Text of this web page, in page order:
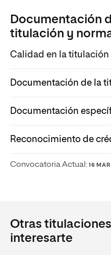
Documentación
titulación y
Calidad en la titulación
Documentación de la
Documentación
Reconocimiento de
Convocatoria Actual: 16
Otras
interesarte